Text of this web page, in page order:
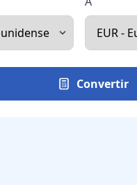
Convertir